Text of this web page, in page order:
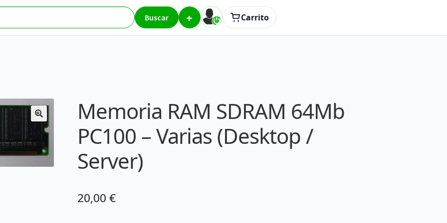
Buscar + Carrito
PC100 – Varias (Desktop / Server)
Memoria RAM SDRAM 64Mb
PC100 – Varias (Desktop /
Server)
20,00 €